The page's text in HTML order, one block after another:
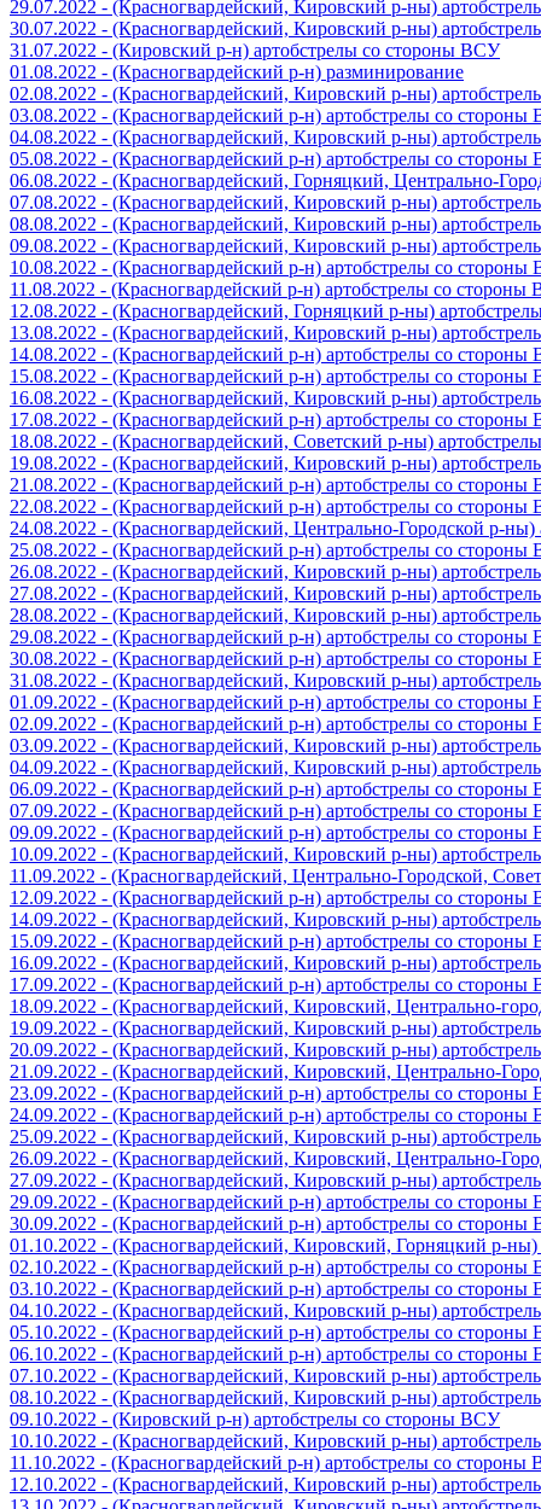
29.07.2022 - (Красногвардейский, Кировский р-ны)
30.07.2022 - (Красногвардейский, Кировский р-ны)
31.07.2022 - (Кировский р-н) артобстрелы со стороны ВСУ
01.08.2022 - (Красногвардейский р-н) разминирование
02.08.2022 - (Красногвардейский, Кировский р-ны)
03.08.2022 - (Красногвардейский р-н) артобстрелы со
04.08.2022 - (Красногвардейский, Кировский р-ны)
05.08.2022 - (Красногвардейский р-н) артобстрелы со
06.08.2022 - (Красногвардейский, Горняцкий, Центрально-
07.08.2022 - (Красногвардейский, Кировский р-ны)
08.08.2022 - (Красногвардейский, Кировский р-ны)
09.08.2022 - (Красногвардейский, Кировский р-ны)
10.08.2022 - (Красногвардейский р-н) артобстрелы со
11.08.2022 - (Красногвардейский р-н) артобстрелы со стороны
12.08.2022 - (Красногвардейский, Горняцкий р-ны)
13.08.2022 - (Красногвардейский, Кировский р-ны)
14.08.2022 - (Красногвардейский р-н) артобстрелы со
15.08.2022 - (Красногвардейский р-н) артобстрелы со
16.08.2022 - (Красногвардейский, Кировский р-ны)
17.08.2022 - (Красногвардейский р-н) артобстрелы со
18.08.2022 - (Красногвардейский, Советский р-ны)
19.08.2022 - (Красногвардейский, Кировский р-ны)
21.08.2022 - (Красногвардейский р-н) артобстрелы со
22.08.2022 - (Красногвардейский р-н) артобстрелы со
24.08.2022 - (Красногвардейский, Центрально-Городской р-
25.08.2022 - (Красногвардейский р-н) артобстрелы со
26.08.2022 - (Красногвардейский, Кировский р-ны)
27.08.2022 - (Красногвардейский, Кировский р-ны)
28.08.2022 - (Красногвардейский, Кировский р-ны)
29.08.2022 - (Красногвардейский р-н) артобстрелы со
30.08.2022 - (Красногвардейский р-н) артобстрелы со
31.08.2022 - (Красногвардейский, Кировский р-ны)
01.09.2022 - (Красногвардейский р-н) артобстрелы со
02.09.2022 - (Красногвардейский р-н) артобстрелы со
03.09.2022 - (Красногвардейский, Кировский р-ны)
04.09.2022 - (Красногвардейский, Кировский р-ны)
06.09.2022 - (Красногвардейский р-н) артобстрелы со
07.09.2022 - (Красногвардейский р-н) артобстрелы со
09.09.2022 - (Красногвардейский р-н) артобстрелы со
10.09.2022 - (Красногвардейский, Кировский р-ны)
11.09.2022 - (Красногвардейский, Центрально-Городской,
12.09.2022 - (Красногвардейский р-н) артобстрелы со
14.09.2022 - (Красногвардейский, Кировский р-ны)
15.09.2022 - (Красногвардейский р-н) артобстрелы со
16.09.2022 - (Красногвардейский, Кировский р-ны)
17.09.2022 - (Красногвардейский р-н) артобстрелы со
18.09.2022 - (Красногвардейский, Кировский, Центрально-
19.09.2022 - (Красногвардейский, Кировский р-ны)
20.09.2022 - (Красногвардейский, Кировский р-ны)
21.09.2022 - (Красногвардейский, Кировский, Центрально-
23.09.2022 - (Красногвардейский р-н) артобстрелы со
24.09.2022 - (Красногвардейский р-н) артобстрелы со
25.09.2022 - (Красногвардейский, Кировский р-ны)
26.09.2022 - (Красногвардейский, Кировский, Центрально-
27.09.2022 - (Красногвардейский, Кировский р-ны)
29.09.2022 - (Красногвардейский р-н) артобстрелы со
30.09.2022 - (Красногвардейский р-н) артобстрелы со
01.10.2022 - (Красногвардейский, Кировский, Горняцкий р-
02.10.2022 - (Красногвардейский р-н) артобстрелы со
03.10.2022 - (Красногвардейский р-н) артобстрелы со
04.10.2022 - (Красногвардейский, Кировский р-ны)
05.10.2022 - (Красногвардейский р-н) артобстрелы со
06.10.2022 - (Красногвардейский р-н) артобстрелы со
07.10.2022 - (Красногвардейский, Кировский р-ны)
08.10.2022 - (Красногвардейский, Кировский р-ны)
09.10.2022 - (Кировский р-н) артобстрелы со стороны ВСУ
10.10.2022 - (Красногвардейский, Кировский р-ны)
11.10.2022 - (Красногвардейский р-н) артобстрелы со стороны
12.10.2022 - (Красногвардейский, Кировский р-ны)